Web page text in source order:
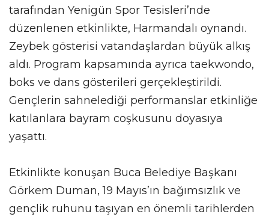
tarafından Yenigün Spor Tesisleri’nde
düzenlenen etkinlikte, Harmandalı oynandı.
Zeybek gösterisi vatandaşlardan büyük alkış
aldı. Program kapsamında ayrıca taekwondo,
boks ve dans gösterileri gerçekleştirildi.
Gençlerin sahnelediği performanslar etkinliğe
katılanlara bayram coşkusunu doyasıya
yaşattı.
Etkinlikte konuşan Buca Belediye Başkanı
Görkem Duman, 19 Mayıs’ın bağımsızlık ve
gençlik ruhunu taşıyan en önemli tarihlerden